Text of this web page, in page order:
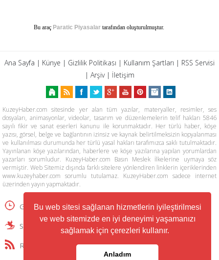
Bu web sitesi sağlanan hizmetlerin iyileştirilmesi
ve web sitemizde en iyi deneyimi yaşamanızı
sağlamak için çerezleri kullanır.
Anladım
Bu araç Paratic Piyasalar tarafından oluşturulmuştur.
Ana Sayfa | Künye | Gizlilik Politikası | Kullanım Şartları | RSS Servisi
| Arşiv| İletişim
KuzeyHaber.com sitesinde yer alan tüm yazılar, materyaller, resimler, ses
dosyaları, animasyonlar, videolar, tasarım ve düzenlemelerin telif hakları 5846
sayılı fikir ve sanat eserleri kanunu ile korunmaktadır. Her türlü haber, köşe
yazısı, görsel, belge ve bağlantının izinsiz ve kaynak belirtilmeksizin kopyalanması
ve kullanılması durumunda her türlü yasal hakları tarafımızca saklı tutulmaktadır.
Yayınlanan köşe yazılarından, haberlere ve köşe yazılarına yapılan yorumlardan
yazarları sorumludur. KuzeyHaber.com Basın Meslek İlkelerine uymaya söz
vermiştir. Web Sitemiz dışında farklı sitelere yönlendiren linklerin içeriklerinden
www.kuzeyhaber.com sorumlu tutulamaz. KuzeyHaber.com sadece internet
üzerinden yayın yapmaktadır.
Günün Haberleri
Manşet Haberler
Samsun Haber
Foto Galeri
Yazarlar
RSS Servisi
Trafik ve Yol Durumu